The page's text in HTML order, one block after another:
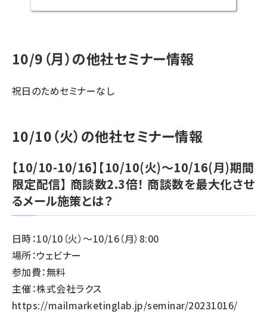
10/9（月）の他社セミナー情報
祝日のためセミナーなし
10/10（火）の他社セミナー情報
【10/10-10/16】【10/10(火)～10/16(月)期間
限定配信】 商談数2.3倍！ 商談数を最大化させ
るメール施策とは？
日時：10/10（火）～10/16（月）8:00
場所：ウェビナー
参加費：無料
主催：株式会社ラクス
https://mailmarketinglab.jp/seminar/20231016/